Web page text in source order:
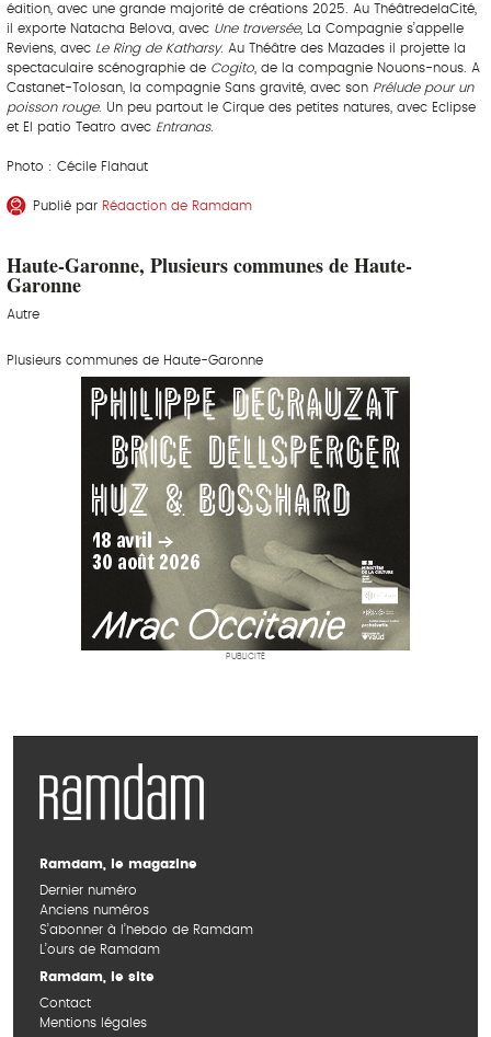
édition, avec une grande majorité de créations 2025. Au ThéâtredelaCité,
il exporte Natacha Belova, avec Une traversée, La Compagnie s’appelle
Reviens, avec Le Ring de Katharsy. Au Théâtre des Mazades il projette la
spectaculaire scénographie de Cogito , de la compagnie Nouons-nous. A
Castanet-Tolosan, la compagnie Sans gravité, avec son Prélude pour un
poisson rouge. Un peu partout le Cirque des petites natures, avec Eclipse
et El patio Teatro avec Entranas.
Photo : Cécile Flahaut
Publié par Rédaction de Ramdam
Haute-Garonne, Plusieurs communes de Haute-
Garonne
Autre
Plusieurs communes de Haute-Garonne
PUBLICITÉ
Ramdam, le magazine
Dernier numéro
Anciens numéros
S’abonner à l’hebdo de Ramdam
L’ours de Ramdam
Ramdam, le site
Contact
Mentions légales